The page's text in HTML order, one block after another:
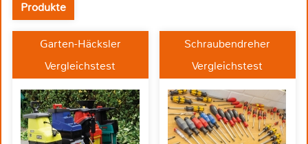
Produkte
Garten-Häcksler
Vergleichstest
Schraubendreher
Vergleichstest